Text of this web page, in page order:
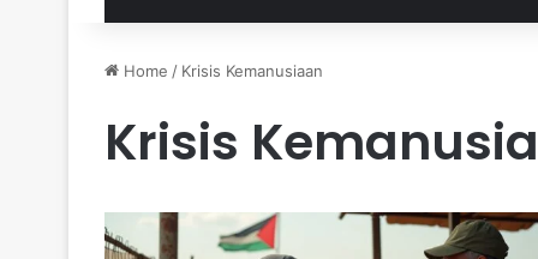
Home / Krisis Kemanusiaan
Krisis